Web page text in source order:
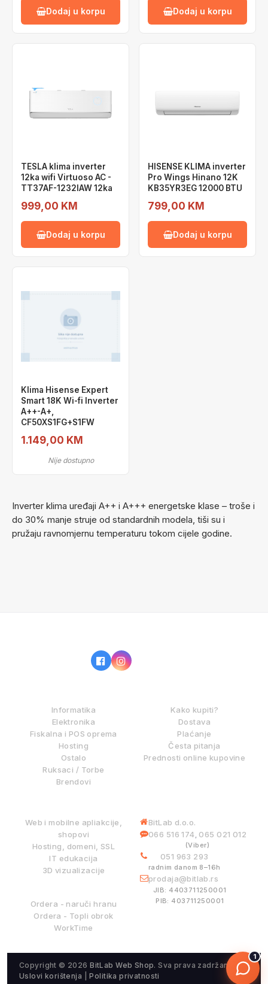
Dodaj u korpu Dodaj u korpu
TESLA klima inverter
12ka wifi Virtuoso AC -
TT37AF-1232IAW 12ka
999,00 KM
Dodaj u korpu
HISENSE KLIMA inverter
Pro Wings Hinano 12K
KB35YR3EG 12000 BTU
799,00 KM
Dodaj u korpu
Klima Hisense Expert
Smart 18K Wi-fi Inverter
A++-A+,
CF50XS1FG+S1FW
1.149,00 KM
Nije dostupno
Inverter klima uređaji A++ i A+++ energetske klase – troše i
do 30% manje struje od standardnih modela, tiši su i
pružaju ravnomjernu temperaturu tokom cijele godine.
Informatika
Elektronika
Fiskalna i POS oprema
Hosting
Ostalo
Ruksaci / Torbe
Brendovi
Kako kupiti?
Dostava
Plaćanje
Česta pitanja
Prednosti online kupovine
Web i mobilne apliakcije,
shopovi
Hosting, domeni, SSL
IT edukacija
3D vizualizacije
Ordera - naruči hranu
Ordera - Topli obrok
WorkTime
BitLab d.o.o.
066 516 174, 065 021 012
(Viber)
051 963 293
radnim danom 8–16h
prodaja@bitlab.rs
JIB: 4403711250001
PIB: 403711250001
Copyright © 2026BitLab Web Shop. Sva prava zadržana.
Uslovi korištenja |Politika privatnosti
1